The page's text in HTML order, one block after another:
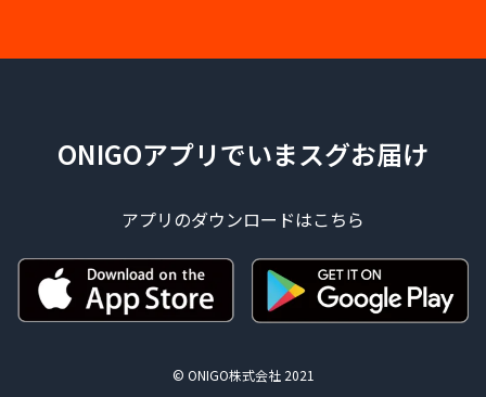
ONIGOアプリでいまスグお届け
アプリのダウンロードはこちら
© ONIGO株式会社 2021